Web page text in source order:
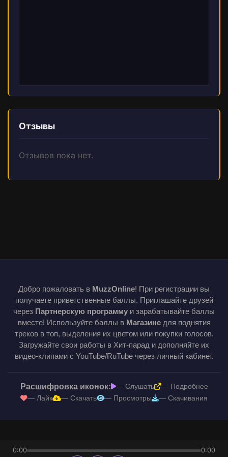
Отзывы
Отзывов пока нет.
Добро пожаловать в MuzzOnline! При регистрации вы
получаете приветственные баллы. Приглашайте друзей
через Партнерскую программу и зарабатывайте баллы
вместе! Используйте баллы в Магазинедля поднятия
треков в топ, выделения их цветом или покупки голосов.
Загружайте свои работы в Хит-парад и дополняйте их
видео-клипами с YouTube/RuTube через личный кабинет.
Расшифровка иконок: — Слушать
— Подробнее
— Лайк
— Скачать — Просмотры — Скачивания
0:00 0:00